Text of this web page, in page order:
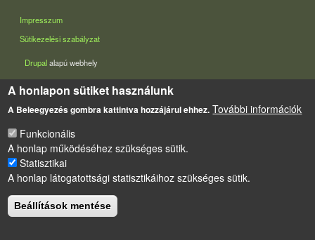
LÁBLÉC
Impresszum
Sütikezelési szabályzat
Drupalalapú webhely
A honlapon sütiket használunk
A Beleegyezés gombra kattintva hozzájárul ehhez. További információk
Funkcionális
A honlap működéséhez szükséges sütik.
Statisztikai
A honlap látogatottsági statisztikáihoz szükséges sütik.
Beállítások mentése